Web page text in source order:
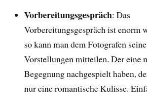
Vorbereitungsgespräch: Das
Vorbereitungsgespräch ist enorm
so kann man dem Fotografen
Vorstellungen mitteilen. Der eine
Begegnung nachgespielt haben,
nur eine romantische Kulisse.